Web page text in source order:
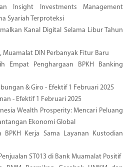
Insight Investments Management
Syariah Terproteksi
Kanal Digital Selama Libur Tahun
Muamalat DIN Perbanyak Fitur Baru
Empat Penghargaan BPKH Banking
& Giro - Efektif 1 Februari 2025
- Efektif 1 Februari 2025
Wealth Prosperity: Mencari Peluang
Ekonomi Global
BPKH Kerja Sama Layanan Kustodian
ST013 di Bank Muamalat Positif